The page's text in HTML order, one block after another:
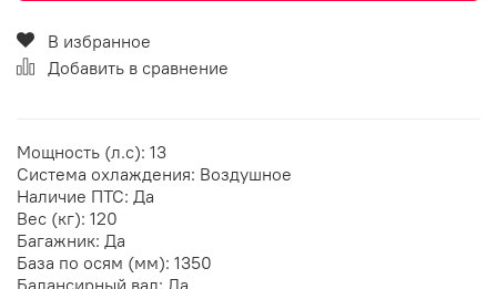
В избранное
Добавить в сравнение
Мощность (л.с): 13
Система охлаждения: Воздушное
Наличие ПТС: Да
Вес (кг): 120
Багажник: Да
База по осям (мм): 1350
Балансирный вал: Да